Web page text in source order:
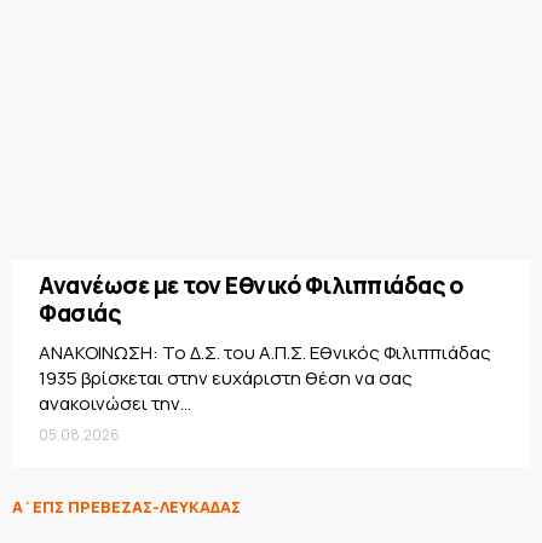
Ανανέωσε με τον Εθνικό Φιλιππιάδας ο
Φασιάς
ΑΝΑΚΟΙΝΩΣΗ: Το Δ.Σ. του Α.Π.Σ. Εθνικός Φιλιππιάδας
1935 βρίσκεται στην ευχάριστη θέση να σας
ανακοινώσει την...
05.08.2026
Α΄ΕΠΣ ΠΡΕΒΕΖΑΣ-ΛΕΥΚΑΔΑΣ